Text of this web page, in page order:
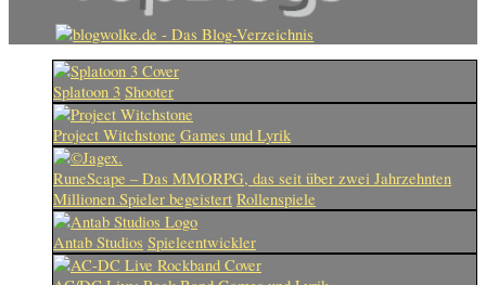
Splatoon 3 Shooter
Project Witchstone Games und Lyrik
RuneScape – Das MMORPG, das seit über zwei Jahrzehnten
Millionen Spieler begeistert Rollenspiele
Antab Studios Spieleentwickler